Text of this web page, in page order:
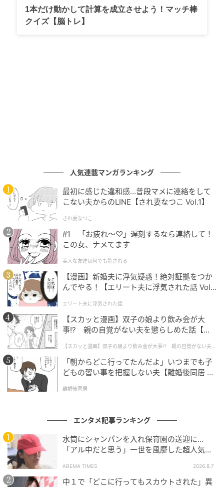
り、腐食を防ぐ「安定錆」という技法であったりする
ことが説明されています。
言ってた」と共感する声も続出。一方で、津田さんに
対して「津田さんが司会してる番組の方がハラハラし
て大丈夫か心配してしまう」といった芸人ならではの
愛あるイジりも。素朴な疑問から専門知識が共有さ
れ、「こういうスレって専門家が来るから『へー』っ
て思えるから面白い」と知的好奇心を満たす温かいや
り取りとなっています！
ライターコメント
「確かに、あの赤茶色の鉄骨って大丈夫なの？」と、
津田さんの素朴な疑問に激しく頷いた方も多いのでは
ないでしょうか。そんな何気ないつぶやきに対し、専
門家や現場の方々から「あえて錆びさせている」「コ
ンクリートと密着させるため」といったプロの知識が
次々と集まり、超有益な雑学スレッドに発展していく
のがSNSの面白いところですよね。すっかり感心して
する」と愛あるイジりが飛んでくるのも、津田さんの
人徳（？）を感じて思わず笑ってしまいました。
元記事で読む
次の記事
1本だけ動かして計算を成立させよう！マッチ棒
クイズ【脳トレ】
人気連載マンガランキング
最初に感じた違和感…普段マメに連絡をして
こない夫からのLINE【され妻なつこ Vol.1】
され妻なつこ
#1 「お疲れ〜♡」遅刻するなら連絡して！
この女、ナメてます
美人な友達は何でも許される
【漫画】新婚夫に浮気疑惑！絶対証拠をつか
んでやる！【エリート夫に浮気された話 Vol.
エリート夫に浮気された話
【スカッと漫画】双子の娘より飲み会が大
事!? 親の自覚がない夫を懲らしめた話【第1
【スカッと漫画】双子の娘より飲み会が大事!? 親の自覚がない夫を
懲らしめた話
「朝からどこ行ってたんだよ」いつまでも子
どもの習い事を把握しない夫【離婚後同居 Vo
離婚後同居
エンタメ記事ランキング
水筒にシャンパンを入れ保育園の送迎に…
「アル中だと思う」一世を風靡した超人気タ
ABEMA TIMES 2026.8.7
中１で「どこに行ってもスカウトされた」異